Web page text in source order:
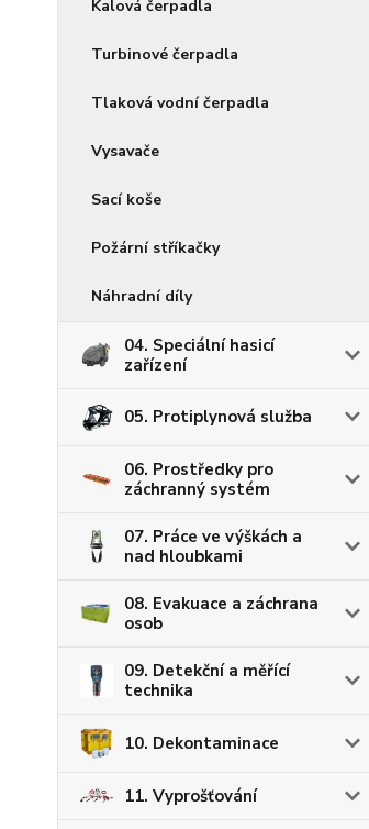
Kalová čerpadla
Turbinové čerpadla
Tlaková vodní čerpadla
Vysavače
Sací koše
Požární stříkačky
Náhradní díly
04. Speciální hasicí
zařízení
05. Protiplynová služba
06. Prostředky pro
záchranný systém
07. Práce ve výškách a
nad hloubkami
08. Evakuace a záchrana
osob
09. Detekční a měřící
technika
10. Dekontaminace
11. Vyprošťování